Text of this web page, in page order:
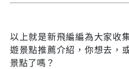
以上就是新飛編編為大家收
遊景點推薦介紹，你想去，
景點了嗎？